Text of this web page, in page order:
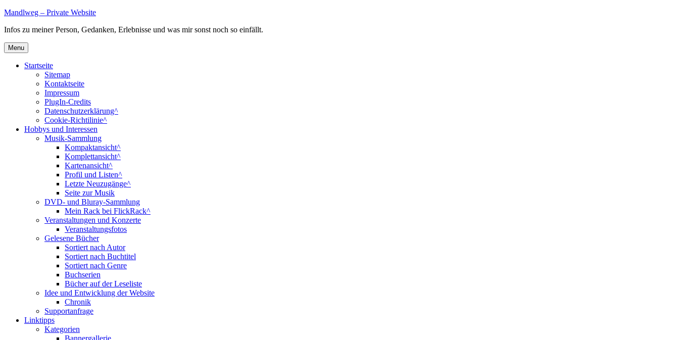
Skip
content
Mandlweg – Private Website
Infos zu meiner Person, Gedanken, Erlebnisse und was mir sonst noch so einfällt.
Menu
Startseite
Sitemap
Kontaktseite
Impressum
PlugIn-Credits
Datenschutzerklärung^
Cookie-Richtilinie^
Hobbys und Interessen
Musik-Sammlung
Kompaktansicht^
Komplettansicht^
Kartenansicht^
Profil und Listen^
Letzte Neuzugänge^
Seite zur Musik
DVD- und Bluray-Sammlung
Mein Rack bei FlickRack^
Veranstaltungen und Konzerte
Veranstaltungsfotos
Gelesene Bücher
Sortiert nach Autor
Sortiert nach Buchtitel
Sortiert nach Genre
Buchserien
Bücher auf der Leseliste
Idee und Entwicklung der Website
Chronik
Supportanfrage
Linktipps
Kategorien
Bannergallerie